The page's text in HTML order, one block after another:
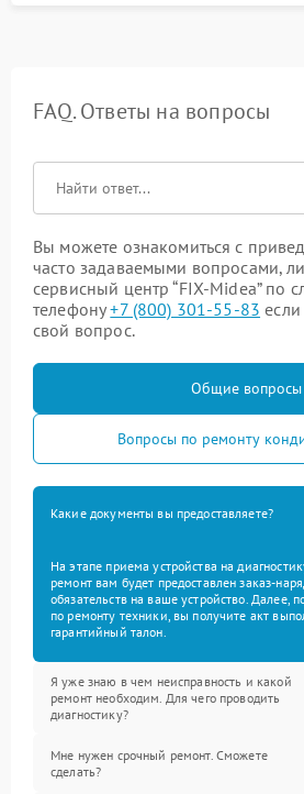
FAQ. Ответы на вопросы
Вы можете ознакомиться с
часто задаваемыми вопросами,
сервисный центр “FIX-Midea” по
телефону+7 (800) 301-55-83
свой вопрос.
Общие вопросы
Вопросы по ремонту
Какие документы вы предоставляете?
На этапе приема устройства на
ремонт вам будет предоставлен заказ-
обязательств на ваше устройство. Далее,
по ремонту техники, вы получите акт
гарантийный талон.
Я уже знаю в чем неисправность и какой
ремонт необходим. Для чего проводить
диагностику?
Мне нужен срочный ремонт. Сможете
сделать?